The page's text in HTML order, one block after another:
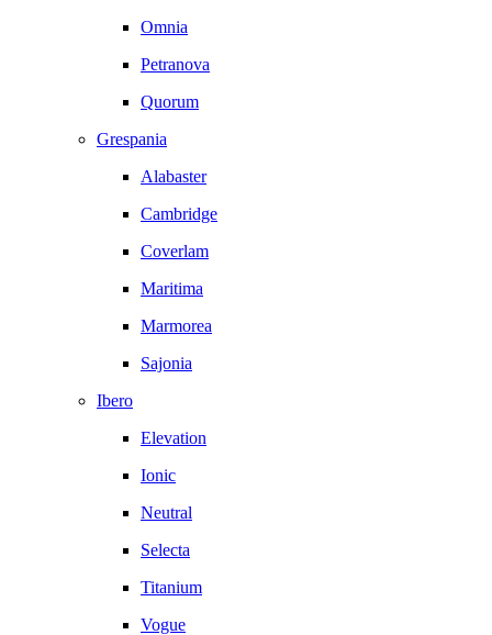
Omnia
Petranova
Quorum
Grespania
Alabaster
Cambridge
Coverlam
Maritima
Marmorea
Sajonia
Ibero
Elevation
Ionic
Neutral
Selecta
Titanium
Vogue